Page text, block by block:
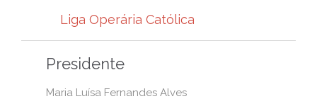
Liga Operária Católica
Presidente
Maria Luísa Fernandes Alves